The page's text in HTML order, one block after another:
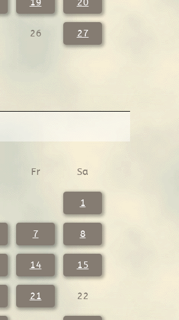
26 27
Fr Sa
1
7 8
14 15
21 22